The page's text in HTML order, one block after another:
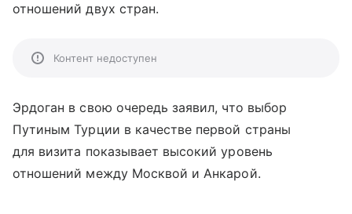
отношений двух стран.
Контент недоступен
Эрдоган в свою очередь заявил, что выбор
Путиным Турции в качестве первой страны
для визита показывает высокий уровень
отношений между Москвой и Анкарой.